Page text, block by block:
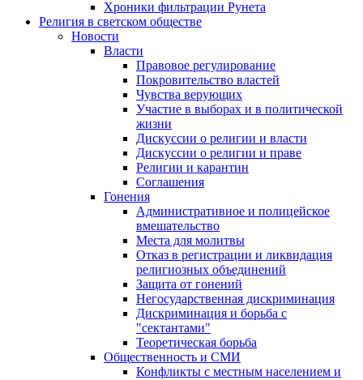
Хроники фильтрации Рунета
Религия в светском обществе
Новости
Власти
Правовое регулирование
Покровительство властей
Чувства верующих
Участие в выборах и в политической
жизни
Дискуссии о религии и власти
Дискуссии о религии и праве
Религии и карантин
Соглашения
Гонения
Административное и полицейское
вмешательство
Места для молитвы
Отказ в регистрации и ликвидация
религиозных объединений
Защита от гонений
Негосударственная дискриминация
Дискриминация и борьба с
"сектантами"
Теоретическая борьба
Общественность и СМИ
Конфликты с местным населением и